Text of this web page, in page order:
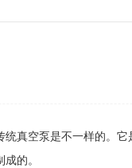
空泵是不一样的。它
的。